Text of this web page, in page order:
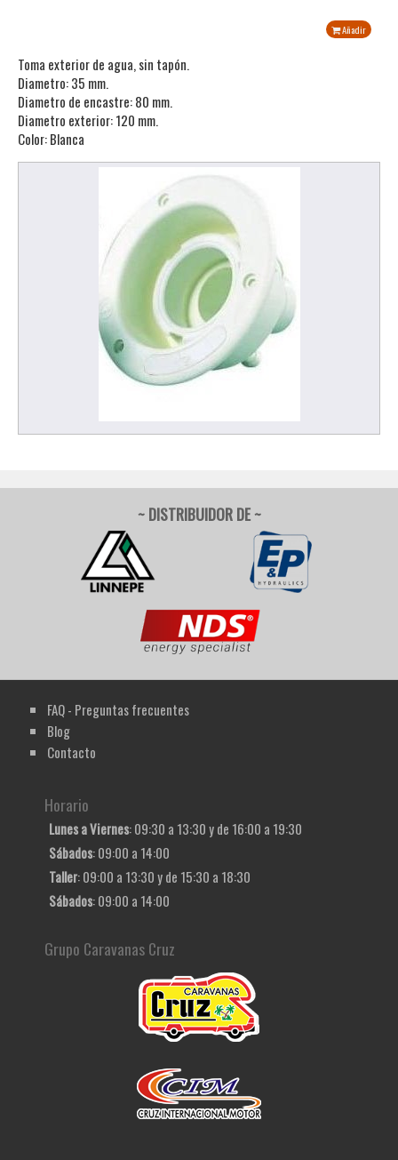
Añadir
Toma exterior de agua, sin tapón.
Diametro: 35 mm.
Diametro de encastre: 80 mm.
Diametro exterior: 120 mm.
Color: Blanca
~ DISTRIBUIDOR DE ~
FAQ - Preguntas frecuentes
Blog
Contacto
Horario
Lunes a Viernes: 09:30 a 13:30 y de 16:00 a 19:30
Sábados: 09:00 a 14:00
Taller: 09:00 a 13:30 y de 15:30 a 18:30
Sábados: 09:00 a 14:00
Grupo Caravanas Cruz